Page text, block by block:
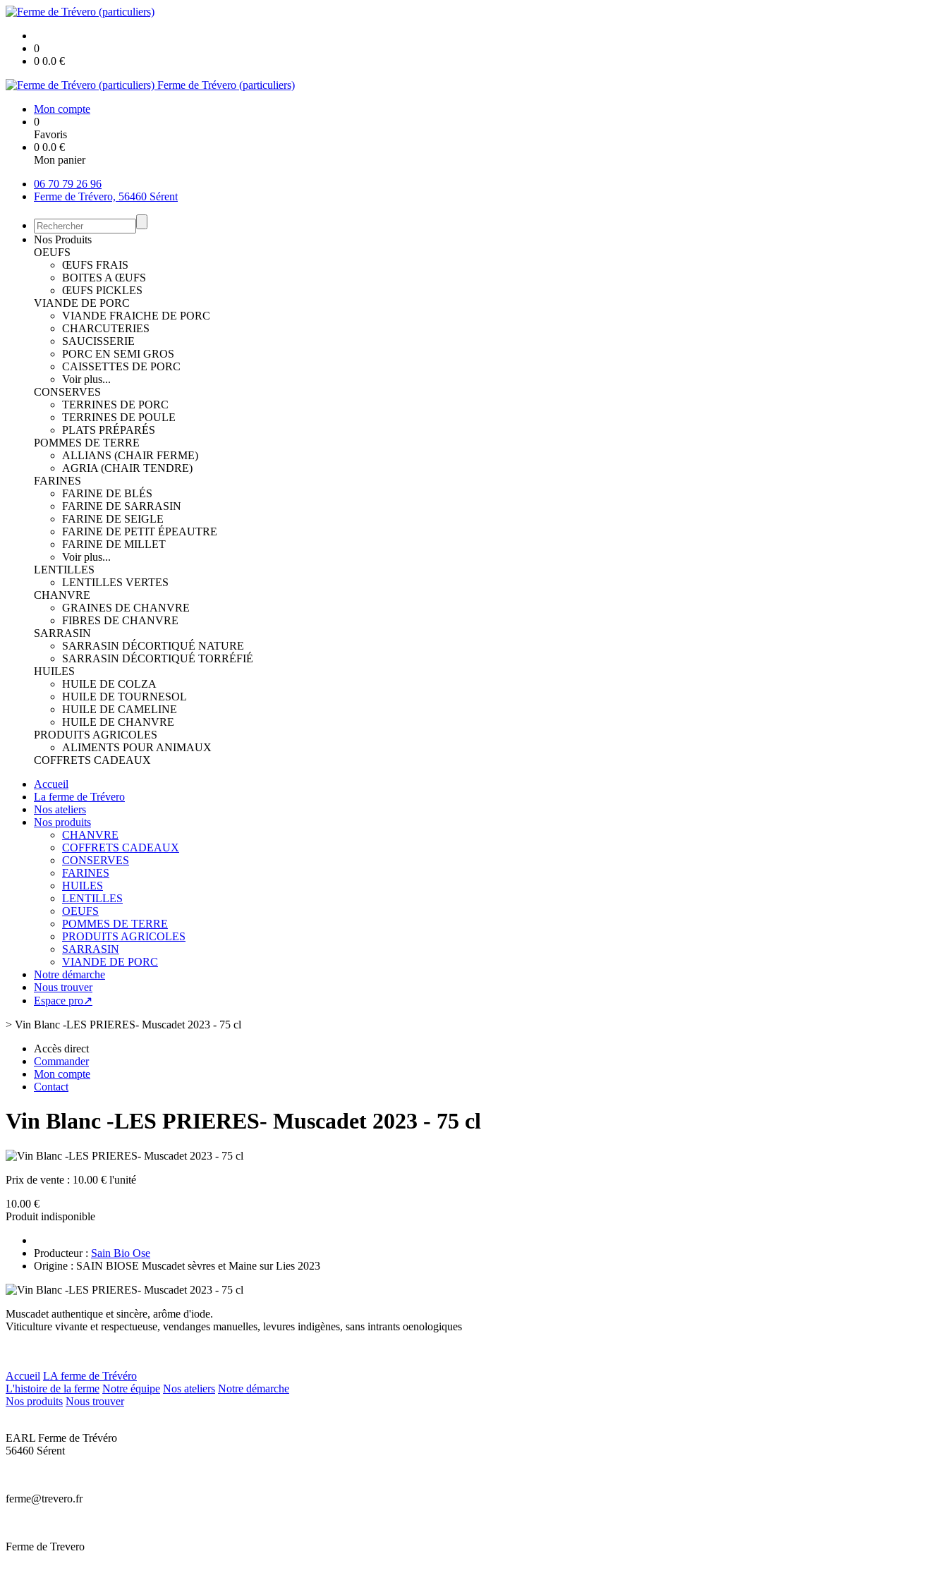
0
0 0.0 €
Ferme de Trévero (particuliers)
Mon compte
0
Favoris
0 0.0 €
Mon panier
06 70 79 26 96
Ferme de Trévero, 56460 Sérent
Nos Produits
OEUFS
ŒUFS FRAIS
BOITES A ŒUFS
ŒUFS PICKLES
VIANDE DE PORC
VIANDE FRAICHE DE PORC
CHARCUTERIES
SAUCISSERIE
PORC EN SEMI GROS
CAISSETTES DE PORC
Voir plus...
CONSERVES
TERRINES DE PORC
TERRINES DE POULE
PLATS PRÉPARÉS
POMMES DE TERRE
ALLIANS (CHAIR FERME)
AGRIA (CHAIR TENDRE)
FARINES
FARINE DE BLÉS
FARINE DE SARRASIN
FARINE DE SEIGLE
FARINE DE PETIT ÉPEAUTRE
FARINE DE MILLET
Voir plus...
LENTILLES
LENTILLES VERTES
CHANVRE
GRAINES DE CHANVRE
FIBRES DE CHANVRE
SARRASIN
SARRASIN DÉCORTIQUÉ NATURE
SARRASIN DÉCORTIQUÉ TORRÉFIÉ
HUILES
HUILE DE COLZA
HUILE DE TOURNESOL
HUILE DE CAMELINE
HUILE DE CHANVRE
PRODUITS AGRICOLES
ALIMENTS POUR ANIMAUX
COFFRETS CADEAUX
Accueil
La ferme de Trévero
Nos ateliers
Nos produits
CHANVRE
COFFRETS CADEAUX
CONSERVES
FARINES
HUILES
LENTILLES
OEUFS
POMMES DE TERRE
PRODUITS AGRICOLES
SARRASIN
VIANDE DE PORC
Notre démarche
Nous trouver
Espace pro↗
> Vin Blanc -LES PRIERES- Muscadet 2023 - 75 cl
Accès direct
Commander
Mon compte
Contact
Vin Blanc -LES PRIERES- Muscadet 2023 - 75 cl
Prix de vente : 10.00 € l'unité
10.00 €
Produit indisponible
Producteur : Sain Bio Ose
Origine : SAIN BIOSE Muscadet sèvres et Maine sur Lies 2023
Muscadet authentique et sincère, arôme d'iode.
Viticulture vivante et respectueuse, vendanges manuelles, levures indigènes, sans intrants oenologiques
Accueil LA ferme de Trévéro
L'histoire de la ferme Notre équipe Nos ateliers Notre démarche
Nos produits Nous trouver
EARL Ferme de Trévéro
56460 Sérent
ferme@trevero.fr
Ferme de Trevero